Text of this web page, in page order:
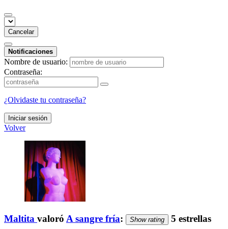
Cancelar
Notificaciones
Nombre de usuario:
Contraseña:
¿Olvidaste tu contraseña?
Iniciar sesión
Volver
Maltita valoró A sangre fría: Show rating 5 estrellas